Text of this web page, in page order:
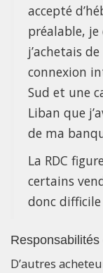
accepté
préalable,
j’achetais
connexion
Sud et une
Liban que
de ma
La RDC
certains
donc
D’autres